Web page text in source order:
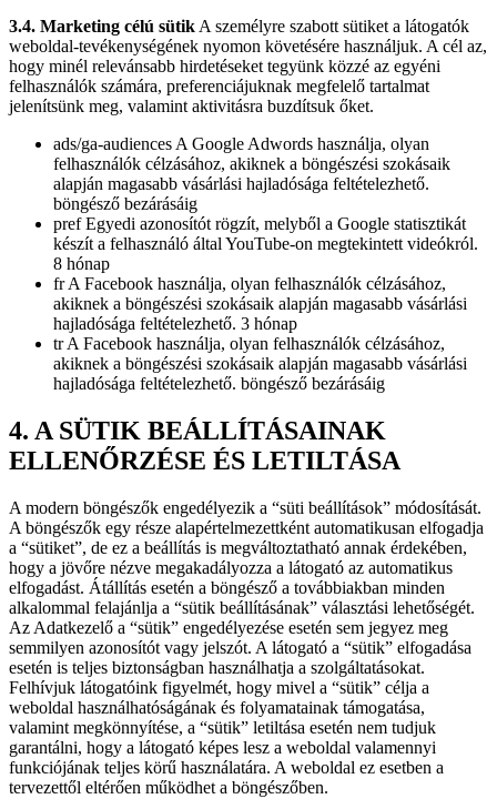
3.4. Marketing célú sütik A személyre szabott sütiket a látogatók
weboldal-tevékenységének nyomon követésére használjuk. A cél az,
hogy minél relevánsabb hirdetéseket tegyünk közzé az egyéni
felhasználók számára, preferenciájuknak megfelelő tartalmat
jelenítsünk meg, valamint aktivitásra buzdítsuk őket.
ads/ga-audiences A Google Adwords használja, olyan
felhasználók célzásához, akiknek a böngészési szokásaik
alapján magasabb vásárlási hajladósága feltételezhető.
böngésző bezárásáig
pref Egyedi azonosítót rögzít, melyből a Google statisztikát
készít a felhasználó által YouTube-on megtekintett videókról.
8 hónap
fr A Facebook használja, olyan felhasználók célzásához,
akiknek a böngészési szokásaik alapján magasabb vásárlási
hajladósága feltételezhető. 3 hónap
tr A Facebook használja, olyan felhasználók célzásához,
akiknek a böngészési szokásaik alapján magasabb vásárlási
hajladósága feltételezhető. böngésző bezárásáig
4. A SÜTIK BEÁLLÍTÁSAINAK
ELLENŐRZÉSE ÉS LETILTÁSA
A modern böngészők engedélyezik a “süti beállítások” módosítását.
A böngészők egy része alapértelmezettként automatikusan elfogadja
a “sütiket”, de ez a beállítás is megváltoztatható annak érdekében,
hogy a jövőre nézve megakadályozza a látogató az automatikus
elfogadást. Átállítás esetén a böngésző a továbbiakban minden
alkalommal felajánlja a “sütik beállításának” választási lehetőségét.
Az Adatkezelő a “sütik” engedélyezése esetén sem jegyez meg
semmilyen azonosítót vagy jelszót. A látogató a “sütik” elfogadása
esetén is teljes biztonságban használhatja a szolgáltatásokat.
Felhívjuk látogatóink figyelmét, hogy mivel a “sütik” célja a
weboldal használhatóságának és folyamatainak támogatása,
valamint megkönnyítése, a “sütik” letiltása esetén nem tudjuk
garantálni, hogy a látogató képes lesz a weboldal valamennyi
funkciójának teljes körű használatára. A weboldal ez esetben a
tervezettől eltérően működhet a böngészőben.